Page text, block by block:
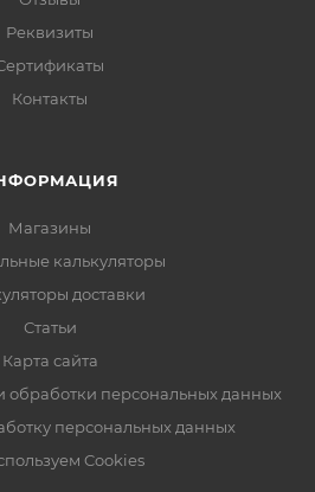
Реквизиты
Контакты
Магазины
калькуляторы
доставки
Статьи
Карта сайта
обработки персональных данных
персональных данных
Cookies